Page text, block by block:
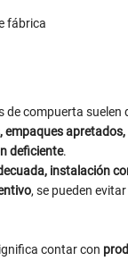
fábrica
de compuerta suelen
deficiente.
instalación
, se pueden
contar con